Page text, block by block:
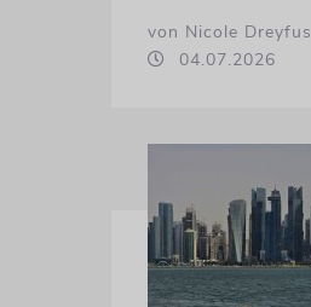
von Nicole Dreyfus
04.07.2026